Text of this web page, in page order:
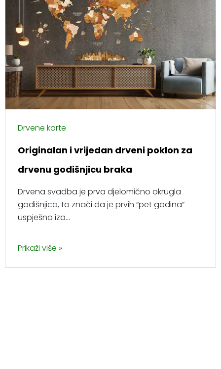
Drvene karte
Originalan i vrijedan drveni poklon za
drvenu godišnjicu braka
Drvena svadba je prva djelomično okrugla
godišnjica, to znači da je prvih “pet godina”
uspješno iza...
Prikaži više »